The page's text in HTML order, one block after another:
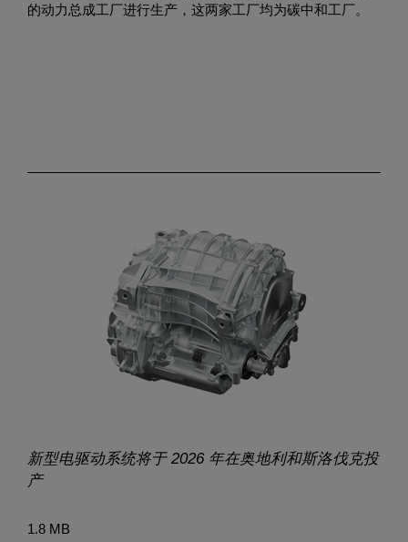
的动力总成工厂进行生产，这两家工厂均为碳中和工厂。
新型电驱动系统将于2026 年在奥地利和斯洛伐克投
产
1.8 MB